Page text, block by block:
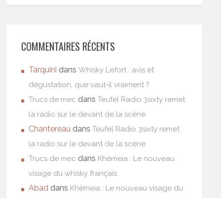
COMMENTAIRES RÉCENTS
Tarquini dansWhisky Lefort : avis et
dégustation, que vaut-il vraiment ?
Trucs de mec dansTeufel Radio 3sixty remet
la radio sur le devant de la scène
Chantereau dansTeufel Radio 3sixty remet
la radio sur le devant de la scène
Trucs de mec dans Khêmeia : Le nouveau
visage du whisky français.
Abad dans Khêmeia : Le nouveau visage du